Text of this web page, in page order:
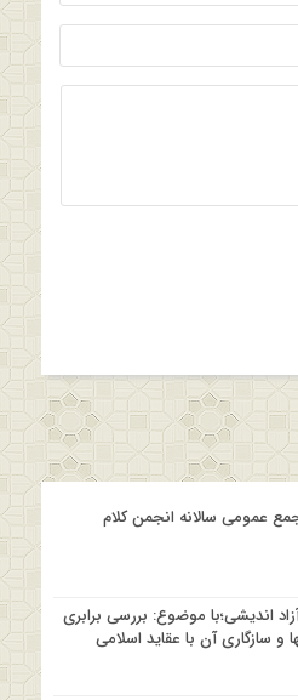
عمومی سالانه انجمن کلام
اندیشی؛با موضوع: بررسی برابری
و سازگاری آن با عقاید اسلامی